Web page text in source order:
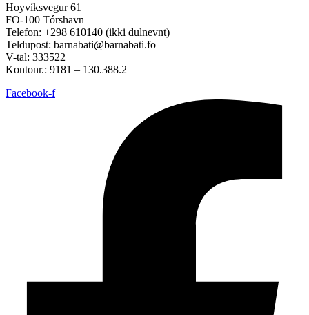
Hoyvíksvegur 61
FO-100 Tórshavn
Telefon: +298 610140 (ikki dulnevnt)
Teldupost: barnabati@barnabati.fo
V-tal: 333522
Kontonr.: 9181 – 130.388.2
Facebook-f